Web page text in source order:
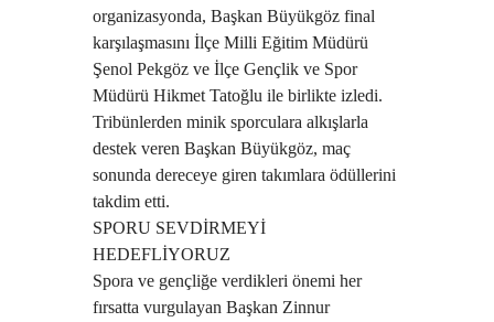
organizasyonda, Başkan Büyükgöz final
karşılaşmasını İlçe Milli Eğitim Müdürü
Şenol Pekgöz ve İlçe Gençlik ve Spor
Müdürü Hikmet Tatoğlu ile birlikte izledi.
Tribünlerden minik sporculara alkışlarla
destek veren Başkan Büyükgöz, maç
sonunda dereceye giren takımlara ödüllerini
takdim etti.
SPORU SEVDİRMEYİ
HEDEFLİYORUZ
Spora ve gençliğe verdikleri önemi her
fırsatta vurgulayan Başkan Zinnur